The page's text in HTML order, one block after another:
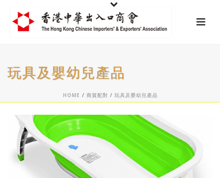
玩具及嬰幼兒產品
HOME / 商貿配對 / 玩具及嬰幼兒產品